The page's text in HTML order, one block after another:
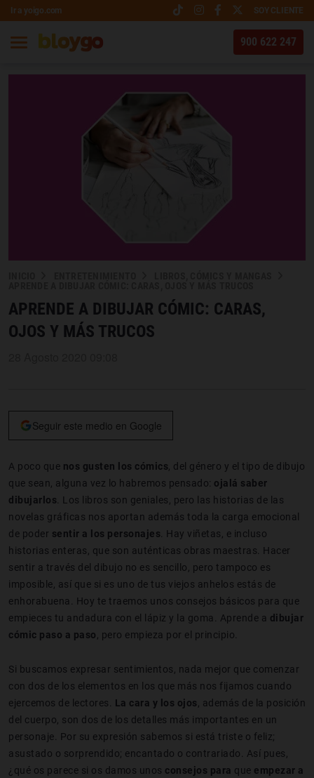
Ir a yoigo.com SOY CLIENTE
900 622 247
APRENDE A DIBUJAR CÓMIC: CARAS,
OJOS Y MÁS TRUCOS
Seguir este medio en Google
A poco que nos gusten los cómics , del género y el tipo de dibujo
que sean, alguna vez lo habremos pensado: ojalá saber
dibujarlos . Los libros son geniales, pero las historias de las
novelas gráficas nos aportan además toda la carga emocional
de poder sentir a los personajes . Hay viñetas, e incluso
historias enteras, que son auténticas obras maestras. Hacer
sentir a través del dibujo no es sencillo, pero tampoco es
imposible, así que si es uno de tus viejos anhelos estás de
enhorabuena. Hoy te traemos unos consejos básicos para que
empieces tu andadura con el lápiz y la goma. Aprende a dibujar
cómic paso a paso , pero empieza por el principio.
Si buscamos expresar sentimientos, nada mejor que comenzar
con dos de los elementos en los que más nos fijamos cuando
ejercemos de lectores. La cara y los ojos , además de la posición
del cuerpo, son dos de los detalles más importantes en un
personaje. Por su expresión sabemos si está triste o feliz;
asustado o sorprendido; encantado o contrariado. Así pues,
¿qué os parece si os damos unos consejos para que empezar a